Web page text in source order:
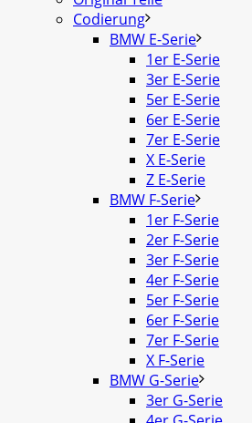
Codierung
BMW E-Serie
1er E-Serie
3er E-Serie
5er E-Serie
6er E-Serie
7er E-Serie
X E-Serie
Z E-Serie
BMW F-Serie
1er F-Serie
2er F-Serie
3er F-Serie
4er F-Serie
5er F-Serie
6er F-Serie
7er F-Serie
X F-Serie
BMW G-Serie
3er G-Serie